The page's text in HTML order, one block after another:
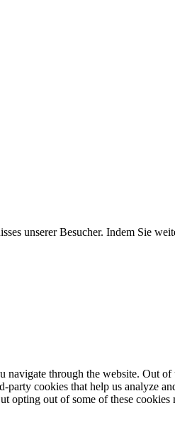
unserer Besucher. Indem Sie
through the website. Out
cookies that help us analyze
opting out of some of these